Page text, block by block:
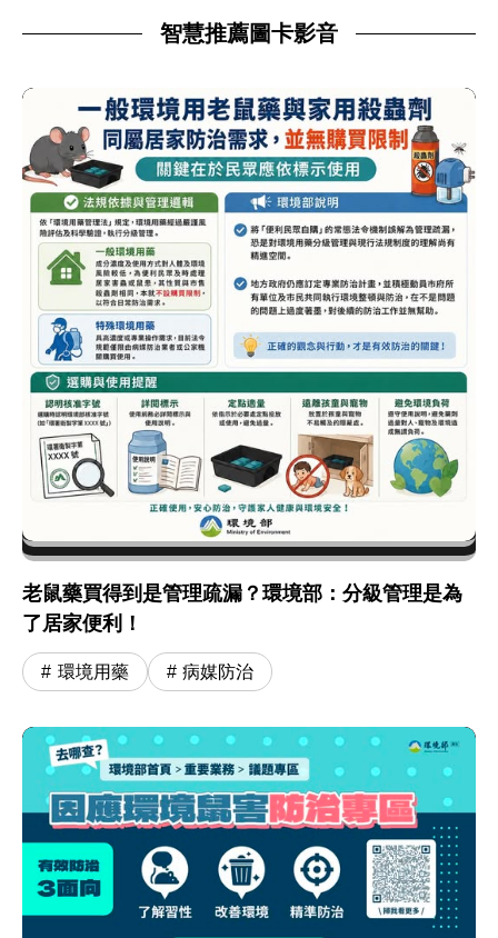
智慧推薦圖卡影音
老鼠藥買得到是管理疏漏？環境部：分級管理是為
了居家便利！
環境用藥 病媒防治